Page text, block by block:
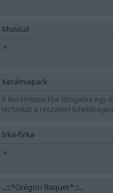
Musical
»
Kerámiapark
A Kerámiaparkba látogatva egy
technikát a részvétel
Irka-firka
»
..:::*Grégori Baquet*:::..